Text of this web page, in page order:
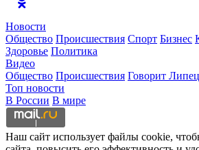
Новости
Общество Происшествия Спорт Бизнес
Здоровье Политика
Видео
Общество Происшествия Говорит
Топ новости
В России В мире
Наш сайт использует файлы cookie,